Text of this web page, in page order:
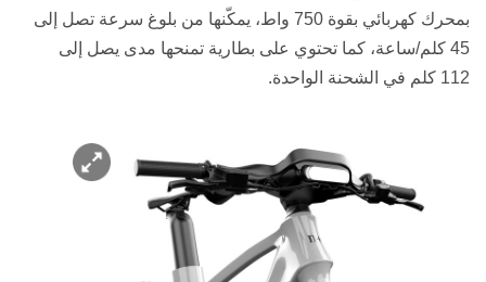
بمحرك كهربائي بقوة 750 واط، يمكّنها من بلوغ سرعة تصل إلى
45 كلم/ساعة، كما تحتوي على بطارية تمنحها مدى يصل إلى
112 كلم في الشحنة الواحدة.